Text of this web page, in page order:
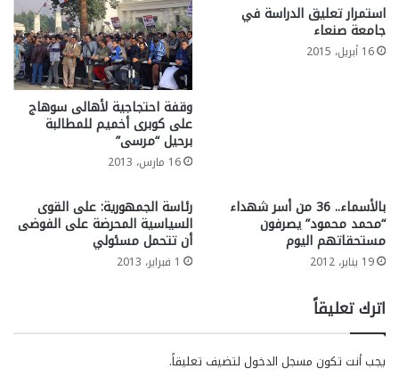
استمرار تعليق الدراسة في
جامعة صنعاء
16 أبريل، 2015
وقفة احتجاجية لأهالى سوهاج
على كوبرى أخميم للمطالبة
برحيل “مرسى”
16 مارس، 2013
بالأسماء.. 36 من أسر شهداء
“محمد محمود” يصرفون
مستحقاتهم اليوم
19 يناير، 2012
رئاسة الجمهورية: على القوى
السياسية المحرضة على الفوضى
أن تتحمل مسئولي
1 فبراير، 2013
اترك تعليقاً
يجب أنت تكون مسجل الدخول لتضيف تعليقاً.